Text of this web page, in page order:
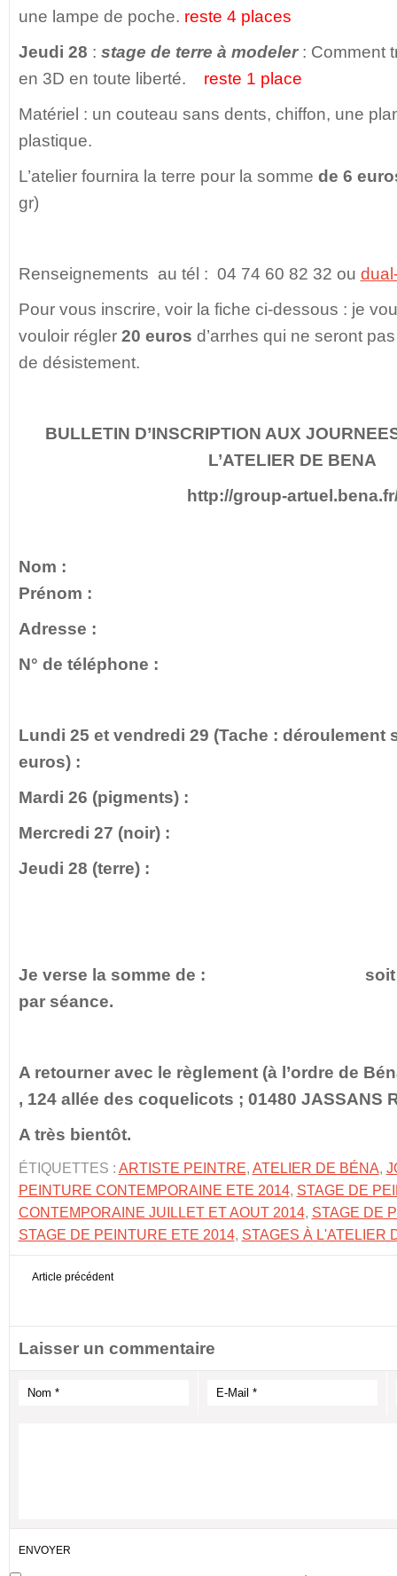
une lampe de poche. reste 4 places
Jeudi 28 : stage de terre à modeler: Comment
en 3D en toute liberté. reste 1 place
Matériel : un couteau sans dents, chiffon, une
plastique.
L’atelier fournira la terre pour la somme de 6
gr)
Renseignements au tél : 04 74 60 82 32 ou
Pour vous inscrire, voir la fiche ci-dessous : je
vouloir régler 20 euros d’arrhes qui ne seront
de désistement.
BULLETIN D’INSCRIPTION AUX
L’ATELIER DE BENA
http://group-
Prénom :
Adresse :
N° de téléphone :
Lundi 25 et vendredi 29 (Tache : déroulement
euros) :
Mardi 26 (pigments) :
Mercredi 27 (noir) :
Jeudi 28 (terre) :
Je verse la somme de : soit 20
par séance.
A retourner avec le règlement (à l’ordre de
, 124 allée des coquelicots ; 01480 JASSANS
A très bientôt.
ÉTIQUETTES : ARTISTE PEINTRE, ATELIER DE BÉNA,
PEINTURE CONTEMPORAINE ETE 2014, STAGE DE
CONTEMPORAINE JUILLET ET AOUT 2014, STAGE DE
STAGE DE PEINTURE ETE 2014, STAGES À L'ATELIER
Article précédent
Laisser un commentaire